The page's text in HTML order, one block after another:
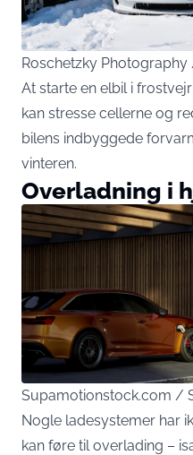
Roschetzky
At starte en elbil i
kan stresse cellerne og
bilens indbyggede
vinteren.
Overladning i
Supamotionstock.com /
Nogle ladesystemer har
kan føre til overlading –